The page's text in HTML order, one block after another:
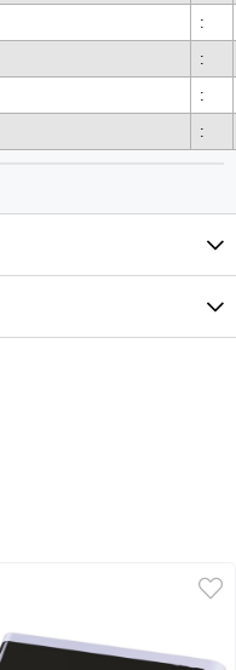
:
:
:
: